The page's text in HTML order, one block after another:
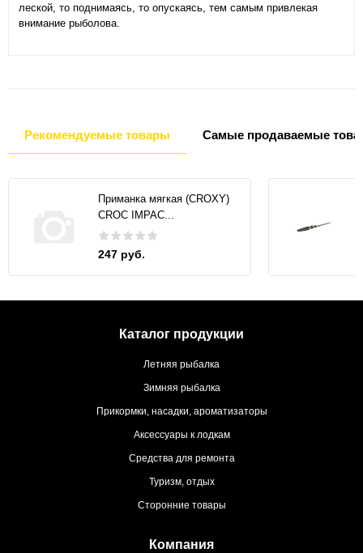
леской, то поднимаясь, то опускаясь, тем самым привлекая
внимание рыболова.
Рекомендуемые товары Самые продаваемые
Приманка мягкая (CROXY)
CROC IMPAC...
247 руб.
Каталог продукции
Летняя рыбалка
Зимняя рыбалка
Прикормки, насадки, ароматизаторы
Аксессуары к лодкам
Средства для ремонта
Туризм, отдых
Сторонние товары
Компания